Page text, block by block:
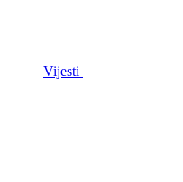
Vijesti